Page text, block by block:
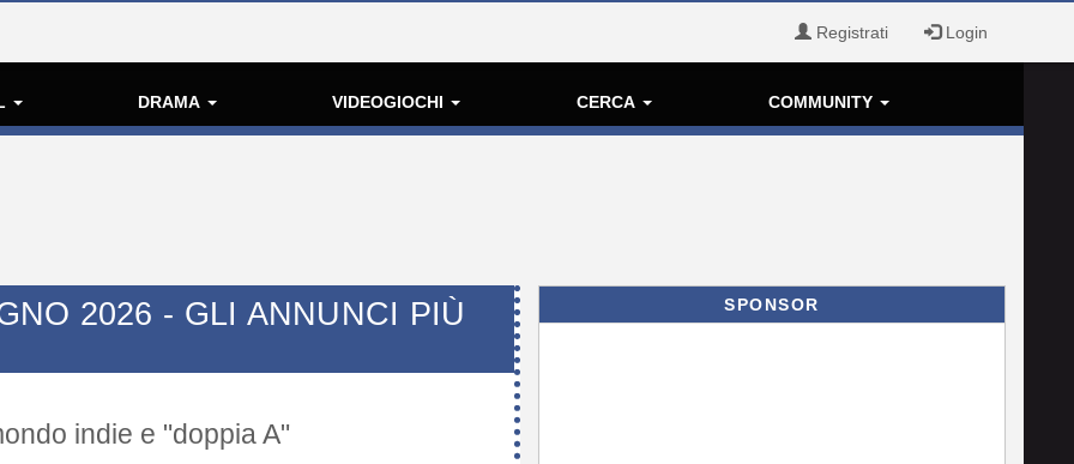
Registrati Login
DRAMA VIDEOGIOCHI CERCA COMMUNITY
2026 - GLI ANNUNCI PIÙ
indie e "doppia A"
SPONSOR